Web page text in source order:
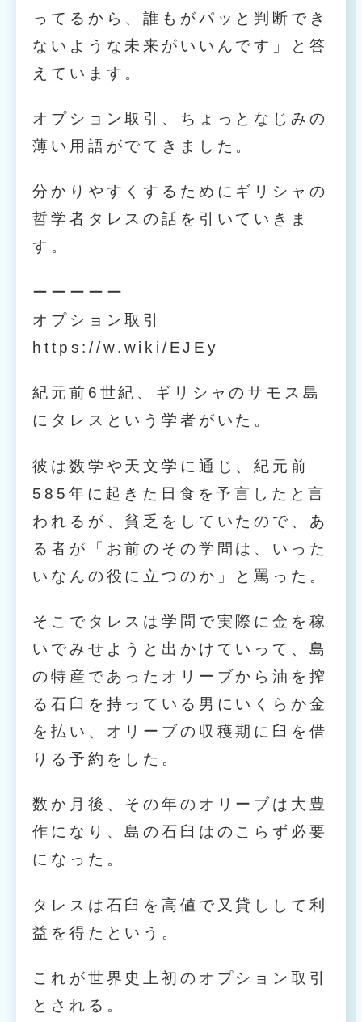
ってるから、誰もがパッと判断でき
ないような未来がいいんです」と答
えています。
オプション取引、ちょっとなじみの
薄い用語がでてきました。
分かりやすくするためにギリシャの
哲学者タレスの話を引いていきま
す。
ーーーーー
オプション取引
https://w.wiki/EJEy
紀元前6世紀、ギリシャのサモス島
にタレスという学者がいた。
彼は数学や天文学に通じ、紀元前
585年に起きた日食を予言したと言
われるが、貧乏をしていたので、あ
る者が「お前のその学問は、いった
いなんの役に立つのか」と罵った。
そこでタレスは学問で実際に金を稼
いでみせようと出かけていって、島
の特産であったオリーブから油を搾
る石臼を持っている男にいくらか金
を払い、オリーブの収穫期に臼を借
りる予約をした。
数か月後、その年のオリーブは大豊
作になり、島の石臼はのこらず必要
になった。
タレスは石臼を高値で又貸しして利
益を得たという。
これが世界史上初のオプション取引
とされる。